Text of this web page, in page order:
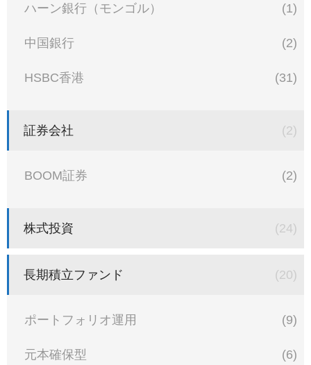
ハーン銀行（モンゴル） (1)
中国銀行 (2)
HSBC香港 (31)
証券会社 (2)
BOOM証券 (2)
株式投資 (24)
長期積立ファンド (20)
ポートフォリオ運用 (9)
元本確保型 (6)